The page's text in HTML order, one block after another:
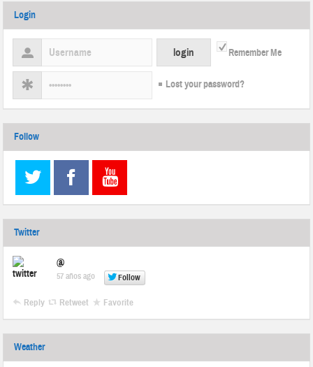
Login
Remember Me
Lost your password?
Follow
Twitter
@
57 años ago Follow
Reply Retweet Favorite
Weather